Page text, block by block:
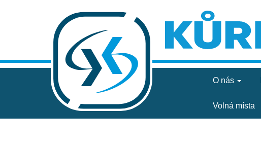
O nás
Volná místa